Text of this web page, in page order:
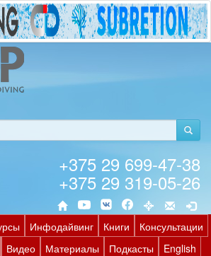
+375 29 699-47-38
+375 29 319-05-26
Инфодайвинг Книги
Консультации
Видео Материалы Подкасты
English